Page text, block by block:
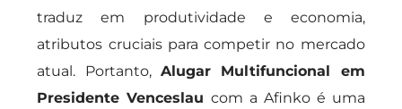
traduz em produtividade e economia,
atributos cruciais para competir no mercado
atual. Portanto, Alugar Multifuncional em
Presidente Venceslaucom a Afinko é uma